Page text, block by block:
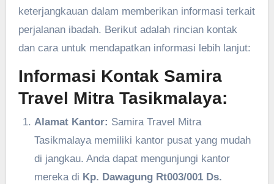
keterjangkauan dalam memberikan informasi terkait
perjalanan ibadah. Berikut adalah rincian kontak
dan cara untuk mendapatkan informasi lebih lanjut:
Informasi Kontak Samira
Travel Mitra Tasikmalaya:
Alamat Kantor: Samira Travel Mitra
Tasikmalaya memiliki kantor pusat yang mudah
di jangkau. Anda dapat mengunjungi kantor
mereka di Kp. Dawagung Rt003/001 Ds.